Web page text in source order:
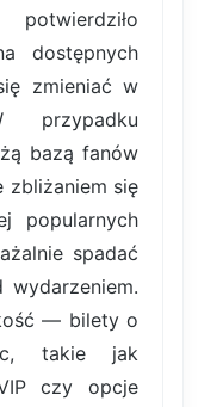
dostępnych
zmieniać w
przypadku
bazą fanów
zbliżaniem się
popularnych
spadać
— bilety o
takie jak
czy opcje